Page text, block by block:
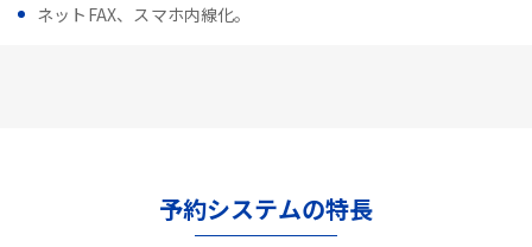
ネットFAX、スマホ内線化。
予約システムの特長